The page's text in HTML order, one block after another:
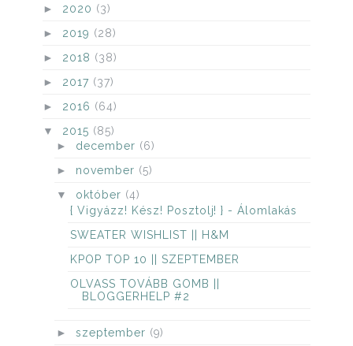
► 2020 (3)
► 2019 (28)
► 2018 (38)
► 2017 (37)
► 2016 (64)
▼ 2015 (85)
► december (6)
► november (5)
▼ október (4)
{ Vigyázz! Kész! Posztolj! } - Álomlakás
SWEATER WISHLIST || H&M
KPOP TOP 10 || SZEPTEMBER
OLVASS TOVÁBB GOMB ||
BLOGGERHELP #2
► szeptember (9)